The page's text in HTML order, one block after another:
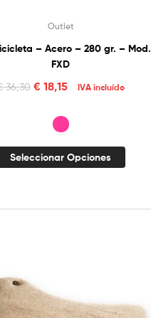
Outlet
– Acero – 280 gr. – Mod.
FXD
36,30 €18,15 IVA incluído
Seleccionar Opciones